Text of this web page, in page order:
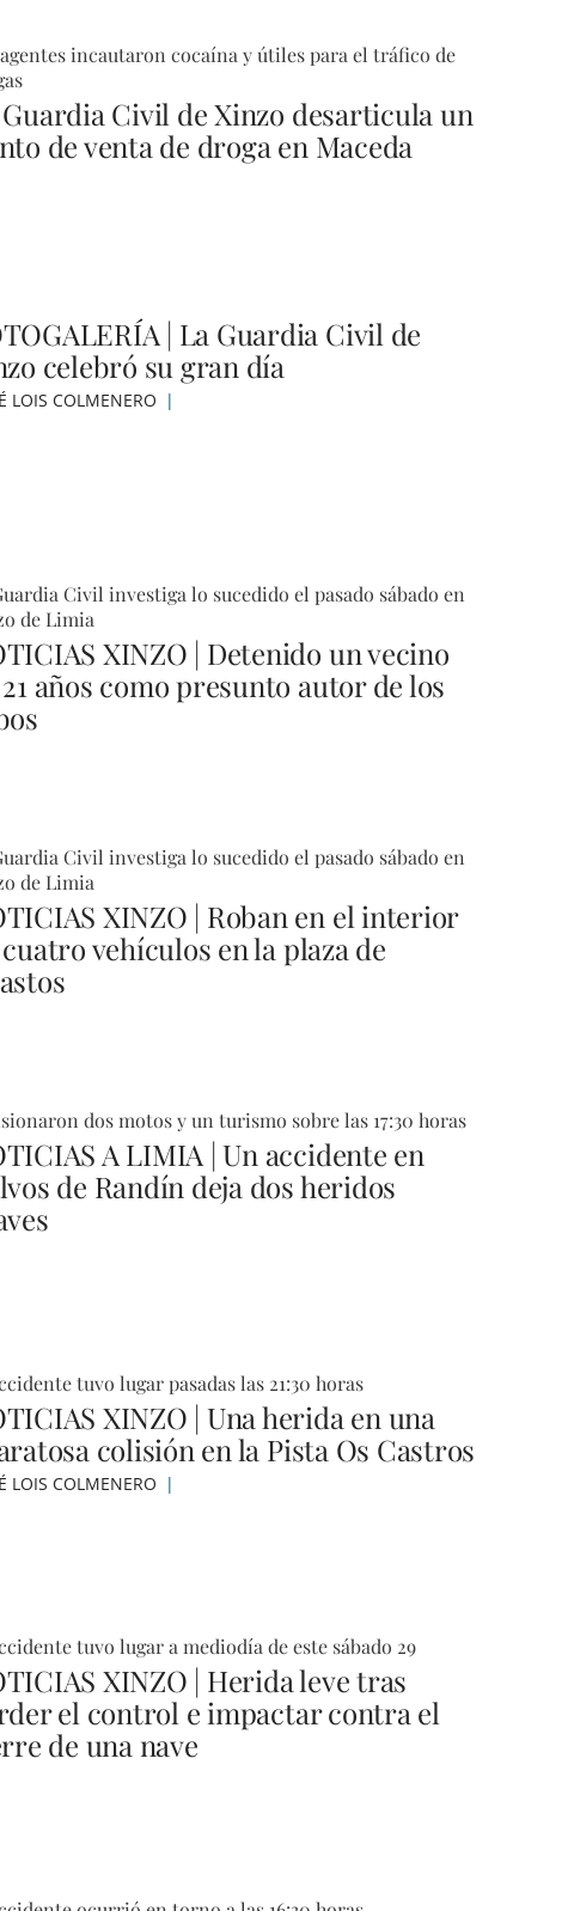
incautaron cocaína y útiles para el tráfico de
Civil de Xinzo desarticula un
de venta de droga en Maceda
| La Guardia Civil de
celebró su gran día
LOIS COLMENERO
Civil investiga lo sucedido el pasado sábado en
de Limia
XINZO | Detenido un vecino
años como presunto autor de los
Civil investiga lo sucedido el pasado sábado en
de Limia
XINZO | Roban en el interior
vehículos en la plaza de
dos motos y un turismo sobre las 17:30 horas
A LIMIA | Un accidente en
de Randín deja dos heridos
tuvo lugar pasadas las 21:30 horas
XINZO | Una herida en una
colisión en la Pista Os Castros
LOIS COLMENERO
tuvo lugar a mediodía de este sábado 29
XINZO | Herida leve tras
el control e impactar contra el
de una nave